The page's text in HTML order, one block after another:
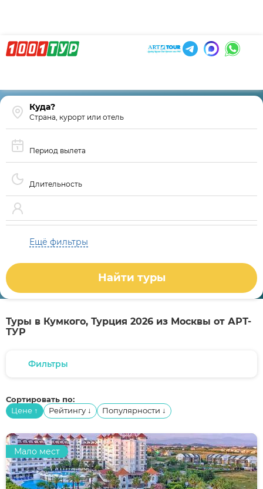
Страна, курорт или отель
Период вылета
Длительность
Ещё фильтры
Найти туры
Туры в Кумкого, Турция 2026 из Москвы от АРТ-
ТУР
Фильтры
Сортировать по:
Цене ↑ Рейтингу ↓ Популярности ↓
Мало мест